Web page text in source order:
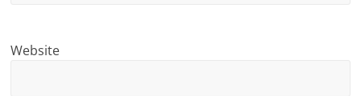
Website